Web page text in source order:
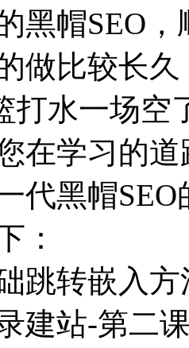
黑帽SEO
做比较长
打水一场空
在学习的
代黑帽
：
跳转嵌入
建站-第二